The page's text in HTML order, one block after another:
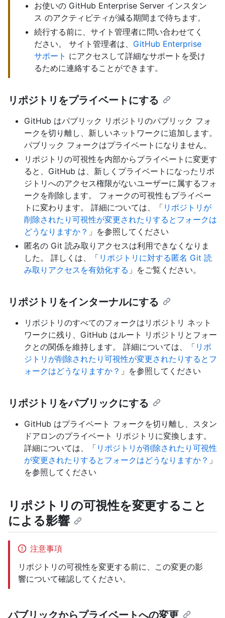
お使いの GitHub Enterprise Server インスタン
ス のアクティビティが減る期間まで待ちます。
続行する前に、サイト管理者に問い合わせてく
ださい。 サイト管理者は、 GitHub Enterprise
サポート にアクセスして詳細なサポートを受け
るために連絡することができます。
リポジトリをプライベートにする
GitHub はパブリック リポジトリのパブリック フォ
ークを切り離し、新しいネットワークに追加します。
パブリック フォークはプライベートになりません。
リポジトリの可視性を内部からプライベートに変更す
ると、GitHub は、新しくプライベートになったリポ
ジトリへのアクセス権限がないユーザーに属するフォ
ークを削除します。 フォークの可視性もプライベー
トに変わります。 詳細については、「 リポジトリが
削除されたり可視性が変更されたりするとフォークは
どうなりますか？ 」を参照してください
匿名の Git 読み取りアクセスは利用できなくなりま
した。 詳しくは、「 リポジトリに対する匿名 Git 読
み取りアクセスを有効化する 」をご覧ください。
リポジトリをインターナルにする
リポジトリのすべてのフォークはリポジトリ ネット
ワークに残り、GitHub はルート リポジトリとフォー
クとの関係を維持します。 詳細については、「 リポ
ジトリが削除されたり可視性が変更されたりするとフ
ォークはどうなりますか？ 」を参照してください
リポジトリをパブリックにする
GitHub はプライベート フォークを切り離し、スタン
ドアロンのプライベート リポジトリに変換します。
詳細については、「 リポジトリが削除されたり可視性
が変更されたりするとフォークはどうなりますか？ 」
を参照してください
リポジトリの可視性を変更すること
による影響
注意事項
リポジトリの可視性を変更する前に、この変更の影
響について確認してください。
パブリックからプライベートへの変更